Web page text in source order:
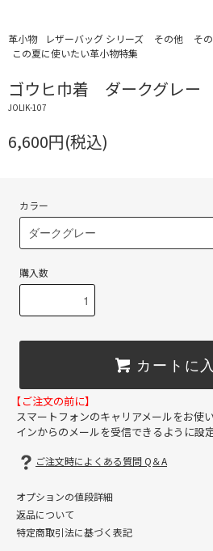
革小物 レザーバッグ シリーズ その他 そ
この夏に使いたい革小物特集
ゴウヒ巾着 ダークグレー
JOLIK-107
6,600円(税込)
カラー
購入数
カートに
【ご注文の前に】
スマートフォンのキャリアメールをお使
インからのメールを受信できるように設
ご注文時によくある質問 Q＆A
オプションの値段詳細
返品について
特定商取引法に基づく表記